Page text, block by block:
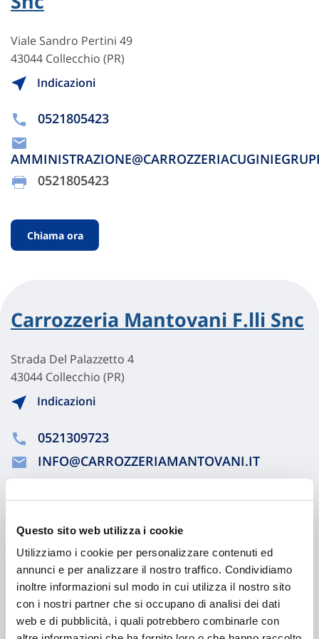
Questo sito web utilizza i cookie
Utilizziamo i cookie per personalizzare contenuti ed
annunci e per analizzare il nostro traffico. Condividiamo
inoltre informazioni sul modo in cui utilizza il nostro sito
con i nostri partner che si occupano di analisi dei dati
web e di pubblicità, i quali potrebbero combinarle con
Viale Sandro Pertini 49
43044 Collecchio (PR)
Indicazioni
0521805423
0521805423
Chiama ora
Carrozzeria Mantovani F.lli Snc
Strada Del Palazzetto 4
43044 Collecchio (PR)
Indicazioni
0521309723
INFO@CARROZZERIAMANTOVANI.IT
0521300114